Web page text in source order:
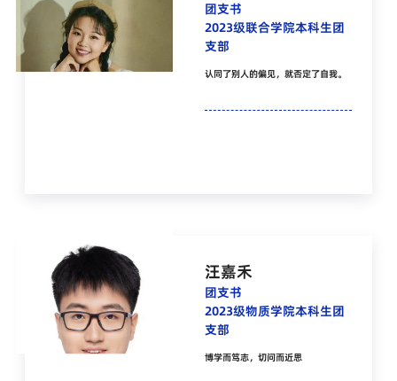
团支书
2023级联合学院本科生团
支部
认同了别人的偏见，就否定了自我。
汪嘉禾
团支书
2023级物质学院本科生团
支部
博学而笃志，切问而近思